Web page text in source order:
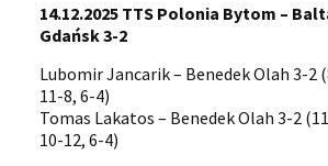
14.12.2025 TTS Polonia Bytom –
Gdańsk 3-2
Lubomir Jancarik – Benedek Olah 3-2
11-8, 6-4)
Tomas Lakatos – Benedek Olah 3-2
10-12, 6-4)